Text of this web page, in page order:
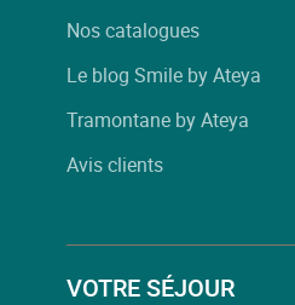
Nos catalogues
Le blog Smile by Ateya
Tramontane by Ateya
Avis clients
VOTRE SÉJOUR